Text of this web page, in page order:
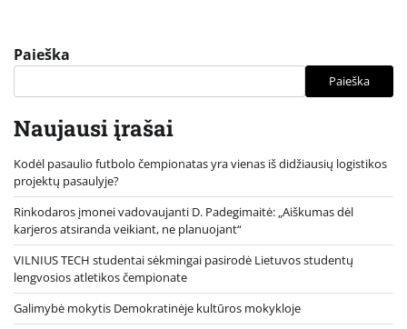
Paieška
Paieška
Naujausi įrašai
Kodėl pasaulio futbolo čempionatas yra vienas iš didžiausių logistikos
projektų pasaulyje?
Rinkodaros įmonei vadovaujanti D. Padegimaitė: „Aiškumas dėl
karjeros atsiranda veikiant, ne planuojant“
VILNIUS TECH studentai sėkmingai pasirodė Lietuvos studentų
lengvosios atletikos čempionate
Galimybė mokytis Demokratinėje kultūros mokykloje